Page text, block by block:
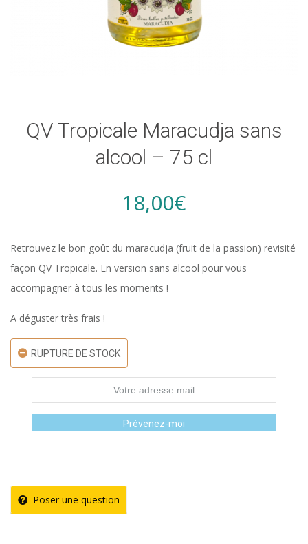
QV Tropicale Maracudja sans
alcool – 75 cl
18,00€
Retrouvez le bon goût du maracudja (fruit de la passion) revisité
façon QV Tropicale. En version sans alcool pour vous
accompagner à tous les moments !
A déguster très frais !
RUPTURE DE STOCK
Prévenez-moi
Poser une question